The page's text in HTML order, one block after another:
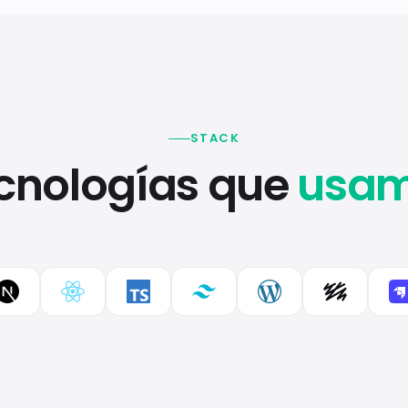
STACK
que